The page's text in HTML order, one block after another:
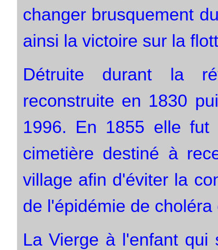
changer brusquement
ainsi la victoire sur la
Détruite durant la
reconstruite en 1830
1996. En 1855 elle
cimetière destiné à
village afin d'éviter la
de l'épidémie de
La Vierge à l'enfant